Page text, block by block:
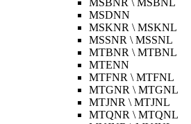
MSBNR \ MSBNL
MSDNN
MSKNR \ MSKNL
MSSNR \ MSSNL
MTBNR \ MTBNL
MTENN
MTFNR \ MTFNL
MTGNR \ MTGNL
MTJNR \ MTJNL
MTQNR \ MTQNL